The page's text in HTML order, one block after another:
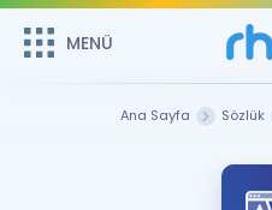
MENÜ
Sepetin
MENÜ
Ana Sayfa Sözlük